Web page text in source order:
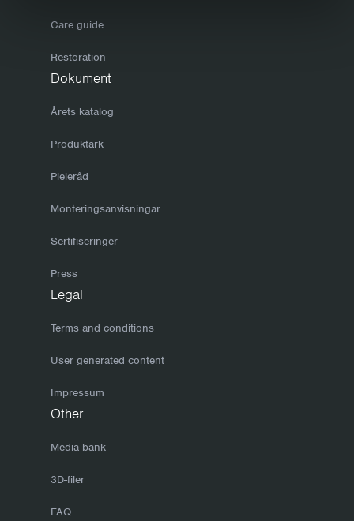
Care guide
Restoration
Dokument
Årets katalog
Produktark
Pleieråd
Monteringsanvisningar
Sertifiseringer
Press
Legal
Terms and conditions
User generated content
Impressum
Other
Media bank
3D-filer
FAQ